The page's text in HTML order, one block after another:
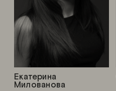
Екатерина
Милованова